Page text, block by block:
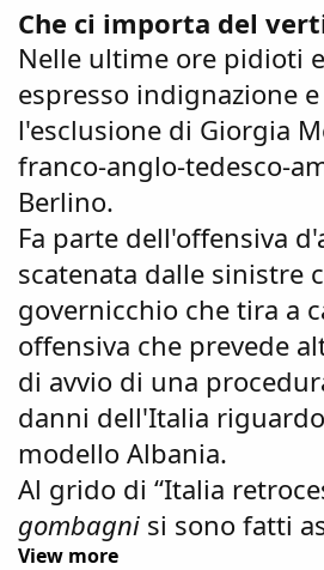
Che ci importa del
Nelle ultime ore pidioti
espresso indignazione
l'esclusione di Giorgia
franco-anglo-tedesco-
Berlino.
Fa parte dell'offensiva
scatenata dalle sinistre
governicchio che tira a
offensiva che prevede
di avvio di una
danni dell'Italia
modello Albania.
Al grido di “Italia
gombagni si sono fatti
View more